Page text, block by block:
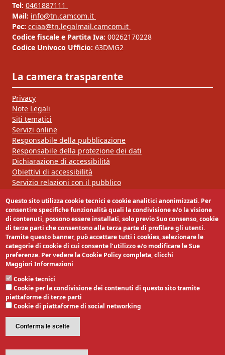
Tel: 0461887111
Mail: info@tn.camcom.it
Pec: cciaa@tn.legalmail.camcom.it
Codice fiscale e Partita Iva: 00262170228
Codice Univoco Ufficio: 63DMG2
La camera trasparente
Privacy
Note Legali
Siti tematici
Servizi online
Responsabile della pubblicazione
Responsabile della protezione dei dati
Dichiarazione di accessibilità
Obiettivi di accessibilità
Servizio relazioni con il pubblico
Segui la nostra pagina:
Questo sito utilizza cookie tecnici e cookie analitici anonimizzati. Per
consentire specifiche funzionalità quali la condivisione e/o la visione
di contenuti, possono essere installati, solo previo Suo consenso, cookie
di terze parti che consentono alla terza parte di profilare gli utenti.
Tramite questo banner, può accettare tutti i cookies, selezionare le
categorie di cookie di cui consente l’utilizzo e/o modificare le Sue
preferenze. Per vedere la Cookie Policy completa, clicchi
Maggiori Informazioni
Cookie tecnici
Cookie per la condivisione dei contenuti di questo sito tramite
piattaforme di terze parti
Cookie di piattaforme di social networking
Conferma le scelte
Revoca il consenso